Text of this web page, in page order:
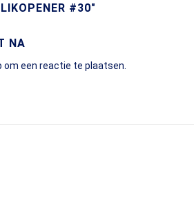
#30"
NA
om een reactie te plaatsen.